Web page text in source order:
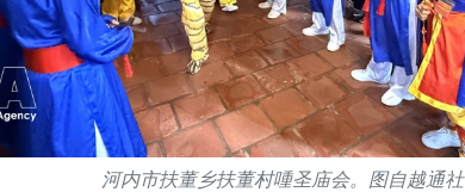
河内市扶董乡扶董村喠圣庙会。图自越通社